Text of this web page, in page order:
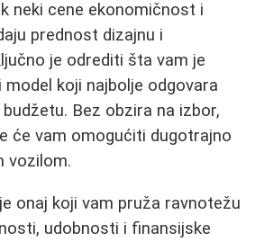
neki cene ekonomičnost i
prednost dizajnu i
je odrediti šta vam je
model koji najbolje odgovara
Bez obzira na izbor,
će vam omogućiti dugotrajno
vozilom.
onaj koji vam pruža ravnotežu
udobnosti i finansijske